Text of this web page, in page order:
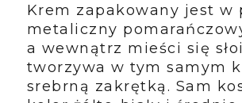
Krem zapakowany jest w
metaliczny
a wewnątrz mieści się
tworzywa w tym samym
srebrną zakrętką. Sam